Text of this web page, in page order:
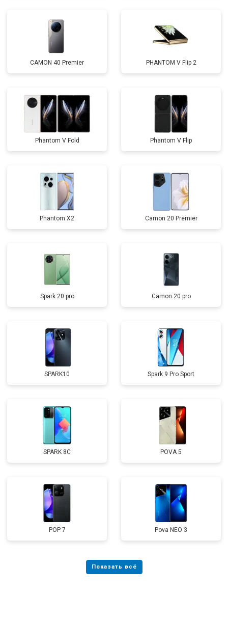
CAMON 40 Premier PHANTOM V Flip 2
Phantom V Fold Phantom V Flip
Phantom X2 Camon 20 Premier
Spark 20 pro Camon 20 pro
SPARK10 Spark 9 Pro Sport
SPARK 8C POVA 5
POP 7 Pova NEO 3